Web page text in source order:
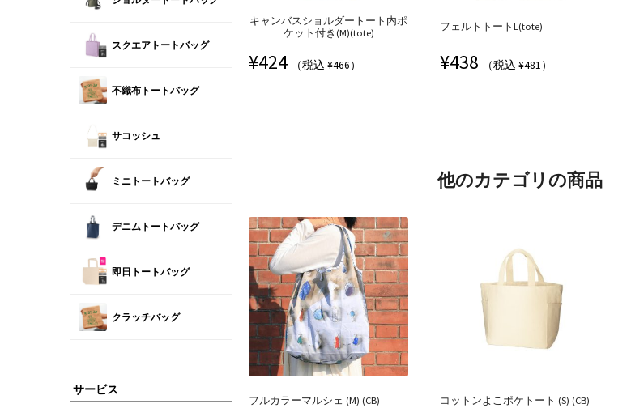
キャンバスショルダートート内ポ
ケット付き(M)(tote)
¥424 （税込 ¥466）
フェルトトートL(tote)
¥438 （税込 ¥481）
他のカテゴリの商品
フルカラーマルシェ (M) (CB) コットンよこポケトート (S) (CB)
スクエアトートバッグ
不織布トートバッグ
サコッシュ
ミニトートバッグ
デニムトートバッグ
即日トートバッグ
クラッチバッグ
サービス